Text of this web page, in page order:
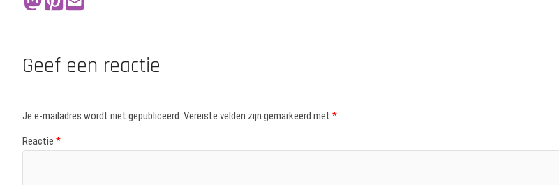
Geef een reactie
Je e-mailadres wordt niet gepubliceerd. Vereiste velden zijn gemarkeerd met *
Reactie *